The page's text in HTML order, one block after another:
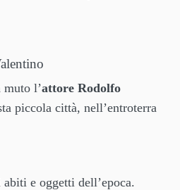
muto l’attore Rodolfo
piccola città, nell’entroterra
e oggetti dell’epoca.